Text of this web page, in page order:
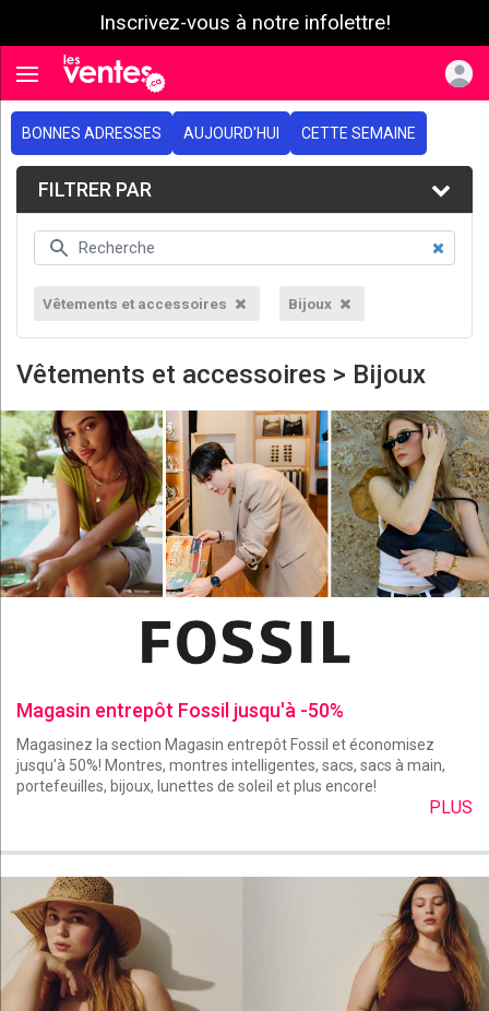
Inscrivez-vous à notre infolettre!
Toggle navigation
BONNES ADRESSES AUJOURD'HUI CETTE SEMAINE
FILTRER PAR
Vêtements et accessoires Bijoux
Vêtements et accessoires > Bijoux
Magasin entrepôt Fossil jusqu'à -50%
Magasinez la section Magasin entrepôt Fossil et économisez
jusqu'à 50%! Montres, montres intelligentes, sacs, sacs à main,
portefeuilles, bijoux, lunettes de soleil et plus encore!
PLUS